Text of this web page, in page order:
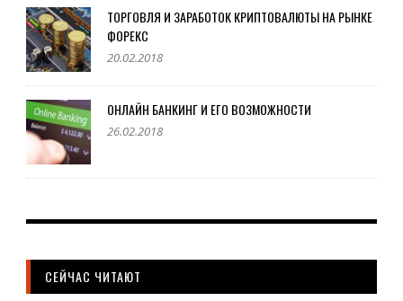
ТОРГОВЛЯ И ЗАРАБОТОК КРИПТОВАЛЮТЫ НА РЫНКЕ
ФОРЕКС
20.02.2018
ОНЛАЙН БАНКИНГ И ЕГО ВОЗМОЖНОСТИ
26.02.2018
СЕЙЧАС ЧИТАЮТ